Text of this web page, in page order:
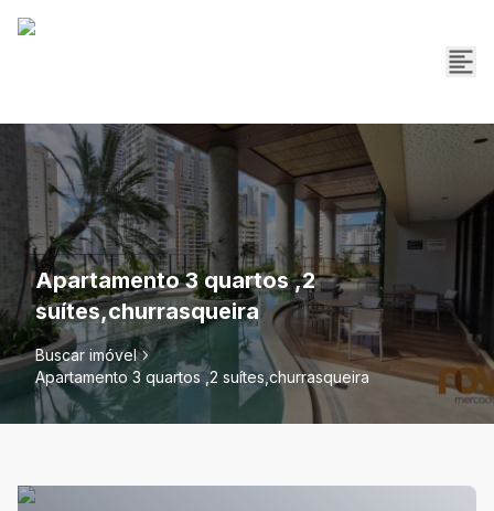
Apartamento 3 quartos ,2
suítes,churrasqueira
Buscar imóvel
Apartamento 3 quartos ,2 suítes,churrasqueira